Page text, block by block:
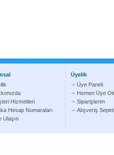
Hizmetleri
Hesap Numaraları
Ulaşın
Üyelik
Üye Paneli
Hemen Üye
Siparişlerim
Alışveriş